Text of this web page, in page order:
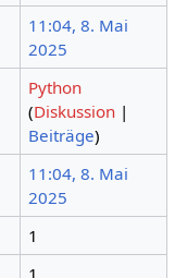
11:04, 8. Mai
2025
Python
(Diskussion |
Beiträge)
11:04, 8. Mai
2025
1